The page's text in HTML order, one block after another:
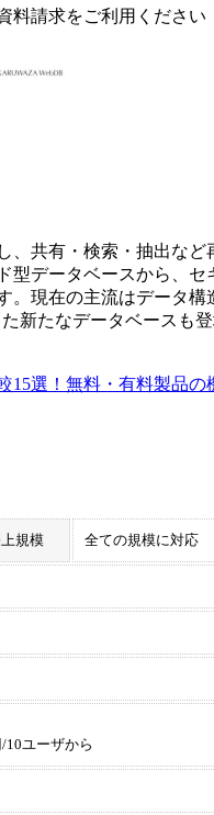
料請求をご利用ください
、共有・検索・抽出な
型データベースから、
。現在の主流はデータ
新たなデータベースも登
15選！無料・有料製品
規模 全ての規模に対応
ユーザから